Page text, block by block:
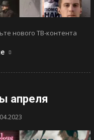
нового ТВ-контента
апреля